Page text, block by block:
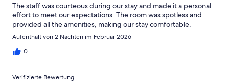
The staff was courteous during our stay and made it a personal
effort to meet our expectations. The room was spotless and
provided all the amenities, making our stay comfortable.
Aufenthalt von 2 Nächten im Februar 2026
0
Verifizierte Bewertung